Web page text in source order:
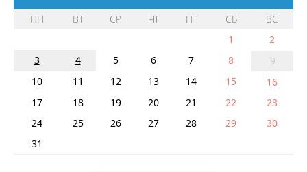
ПН ВТ СР ЧТ ПТ СБ
ВС
1
2
3
4 5 6 7 8
9
10
11 12 13 14 15
16
17
18 19 20 21 22
23
24
25 26 27 28 29
30
31